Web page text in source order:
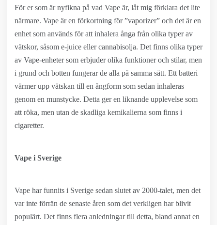
För er som är nyfikna på vad Vape är, låt mig förklara det lite
närmare. Vape är en förkortning för ”vaporizer” och det är en
enhet som används för att inhalera ånga från olika typer av
vätskor, såsom e-juice eller cannabisolja. Det finns olika typer
av Vape-enheter som erbjuder olika funktioner och stilar, men
i grund och botten fungerar de alla på samma sätt. Ett batteri
värmer upp vätskan till en ångform som sedan inhaleras
genom en munstycke. Detta ger en liknande upplevelse som
att röka, men utan de skadliga kemikalierna som finns i
cigaretter.
Vape i Sverige
Vape har funnits i Sverige sedan slutet av 2000-talet, men det
var inte förrän de senaste åren som det verkligen har blivit
populärt. Det finns flera anledningar till detta, bland annat en